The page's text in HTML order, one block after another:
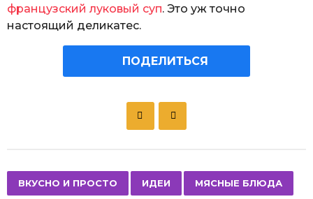
французский луковый суп. Это уж точно
настоящий деликатес.
ПОДЕЛИТЬСЯ
ВКУСНО И ПРОСТО ИДЕИ МЯСНЫЕ БЛЮДА